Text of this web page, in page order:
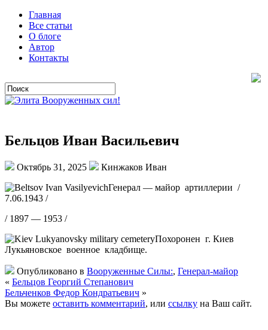
Главная
Все статьи
О блоге
Автор
Контакты
Бельцов Иван Васильевич
Октябрь 31, 2025
Кинжаков Иван
Генерал — майор артиллерии /
7.06.1943 /
/ 1897 — 1953 /
Похоронен г. Киев
Лукьяновское военное кладбище.
Опубликовано в Вооруженные Силы:, Генерал-майор
« Бельцов Георгий Степанович
Бельченков Федор Кондратьевич »
Вы можете оставить комментарий, или ссылку на Ваш сайт.